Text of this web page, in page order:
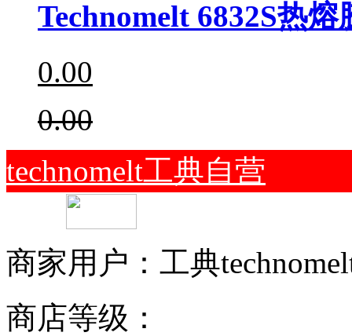
Technomelt 6832S热熔
0.00
0.00
technomelt工典自营
商家用户：工典
商店等级：